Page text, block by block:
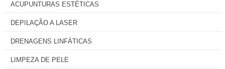
ACUPUNTURAS ESTÉTICAS
DEPILAÇÃO A LASER
DRENAGENS LINFÁTICAS
LIMPEZA DE PELE